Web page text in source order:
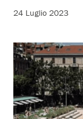
24 Luglio 2023